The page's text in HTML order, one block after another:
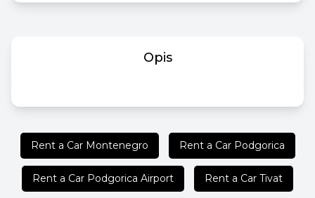
Opis
Rent a Car Montenegro Rent a Car Podgorica
Rent a Car Podgorica Airport Rent a Car Tivat